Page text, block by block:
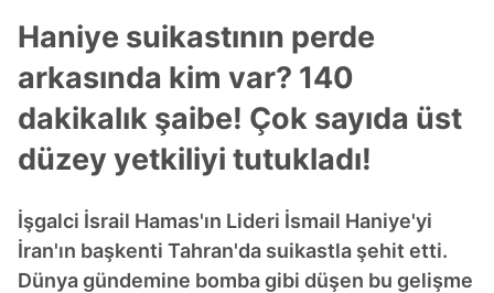
Haniye suikastının perde
arkasında kim var? 140
dakikalık şaibe! Çok sayıda üst
düzey yetkiliyi tutukladı!
İşgalci İsrail Hamas'ın Lideri İsmail Haniye'yi
İran'ın başkenti Tahran'da suikastla şehit etti.
Dünya gündemine bomba gibi düşen bu gelişme